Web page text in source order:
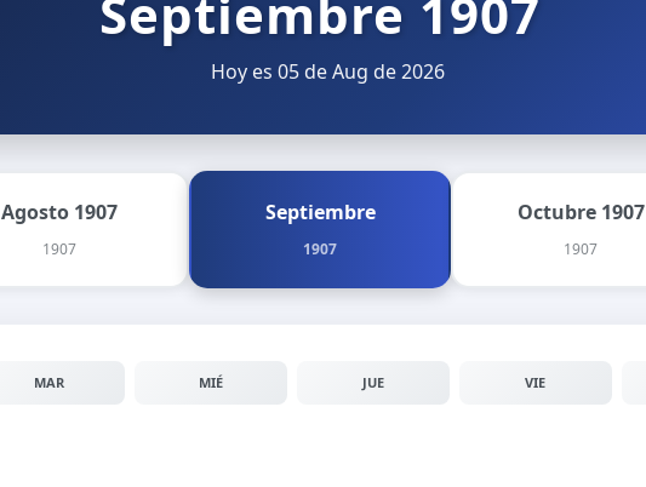
Hoy es 05 de Aug de 2026
Agosto 1907
1907
Septiembre
1907
Octubre 1907
1907
MAR MIÉ JUE VIE